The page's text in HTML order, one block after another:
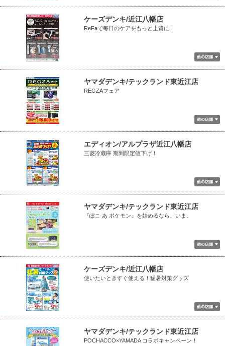
ケーズデンキ/近江八幡店
ReFaで毎日のケアをもっと上質に！
ヤマダデンキ/テックランド東近江店
REGZAフェア
エディオン/アルプラザ近江八幡店
三菱冷蔵庫 期間限定値下げ！
ヤマダデンキ/テックランド東近江店
『ぽこ あ ポケモン』を始めるなら、いま。
ケーズデンキ/近江八幡店
使いたいときすぐ使える！猛暑対策グッズ
ヤマダデンキ/テックランド東近江店
POCHACCO×YAMADA コラボキャンペーン！